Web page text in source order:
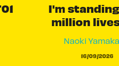
I'm
million
Naoki
16/09/2026